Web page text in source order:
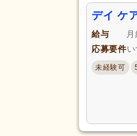
給与・手
福利厚生
アクセス
デイ ケ
給与
応募要件い
未経験可